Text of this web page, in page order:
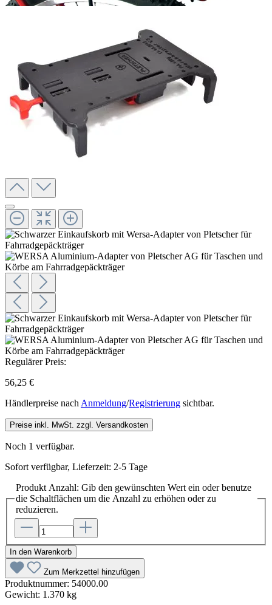
Regulärer Preis:
56,25 €
Händlerpreise nach Anmeldung/Registrierung sichtbar.
Preise inkl. MwSt. zzgl. Versandkosten
Noch 1 verfügbar.
Sofort verfügbar, Lieferzeit: 2-5 Tage
Produkt Anzahl: Gib den gewünschten Wert ein oder benutze
die Schaltflächen um die Anzahl zu erhöhen oder zu
reduzieren.
In den Warenkorb
Zum Merkzettel hinzufügen
Produktnummer: 54000.00
Gewicht: 1.370 kg